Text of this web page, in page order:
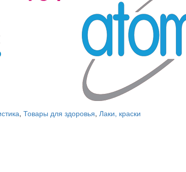
, Товары для здоровья, Лаки, краски